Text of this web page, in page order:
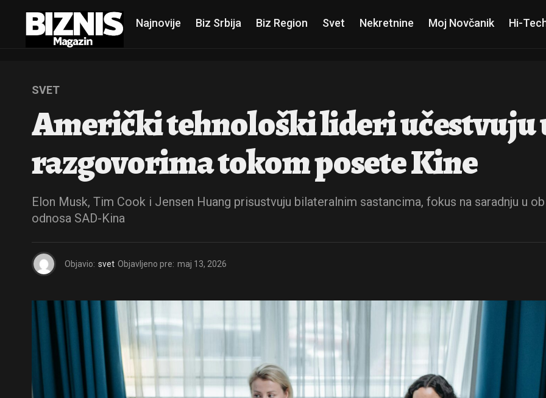
Najnovije Biz Srbija Biz Region Svet Nekretnine Moj Novčanik Hi-
SVET
Američki tehnološki lideri
razgovorima tokom posete Kine
Elon Musk, Tim Cook i Jensen Huang prisustvuju bilateralnim sastancima, fokus na saradnju u
odnosa SAD-Kina
Objavio: svet Objavljeno pre: maj 13, 2026